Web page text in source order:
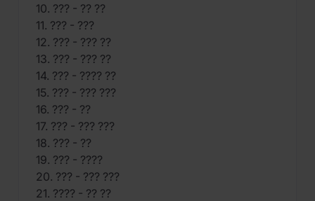
10. ??? - ?? ??
11. ??? - ???
12. ??? - ??? ??
13. ??? - ??? ??
14. ??? - ???? ??
15. ??? - ??? ???
16. ??? - ??
17. ??? - ??? ???
18. ??? - ??
19. ??? - ????
20. ??? - ??? ???
21. ???? - ?? ??